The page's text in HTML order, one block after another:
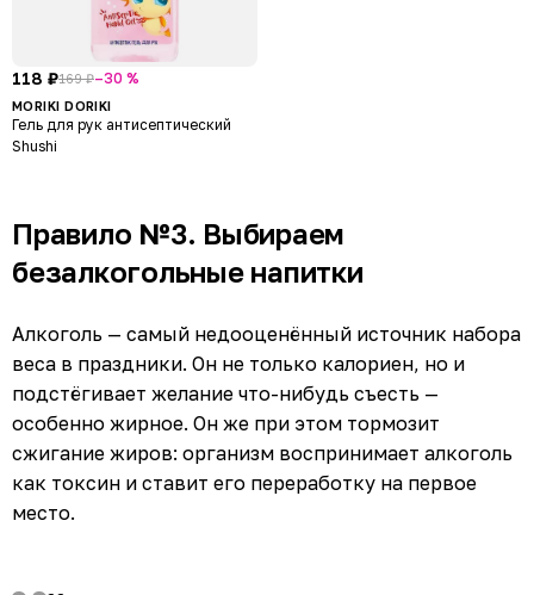
118 ₽169 ₽–30 %
MORIKI DORIKI
Гель для рук антисептический
Shushi
Правило №3. Выбираем
безалкогольные напитки
Алкоголь — самый недооценённый источник набора
веса в праздники. Он не только калориен, но и
подстёгивает желание что-нибудь съесть —
особенно жирное. Он же при этом тормозит
сжигание жиров: организм воспринимает алкоголь
как токсин и ставит его переработку на первое
место.